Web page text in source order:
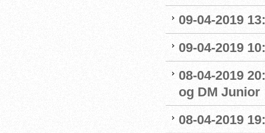
09-04-2019
09-04-2019
08-04-2019
og DM Junior
08-04-2019